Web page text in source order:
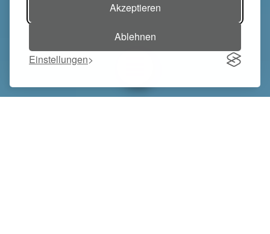
Akzeptieren
Ablehnen
Einstellungen